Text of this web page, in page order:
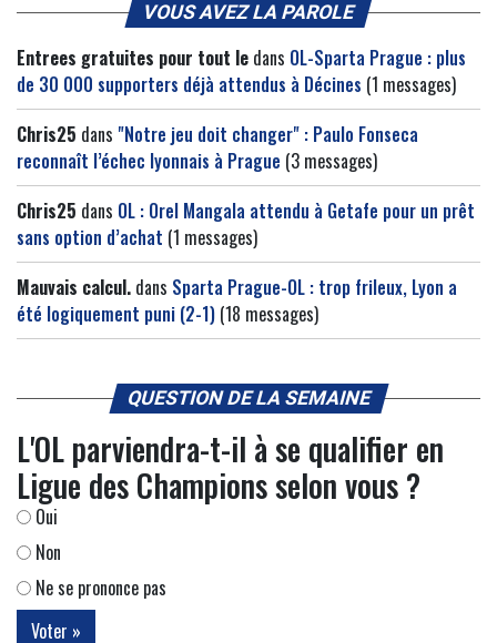
VOUS AVEZ LA PAROLE
Entrees gratuites pour tout le dans OL-Sparta Prague : plus
de 30 000 supporters déjà attendus à Décines (1 messages)
Chris25 dans "Notre jeu doit changer" : Paulo Fonseca
reconnaît l’échec lyonnais à Prague (3 messages)
Chris25 dans OL : Orel Mangala attendu à Getafe pour un prêt
sans option d’achat (1 messages)
Mauvais calcul. dans Sparta Prague-OL : trop frileux, Lyon a
été logiquement puni (2-1) (18 messages)
QUESTION DE LA SEMAINE
L'OL parviendra-t-il à se qualifier en
Ligue des Champions selon vous ?
Oui
Non
Ne se prononce pas